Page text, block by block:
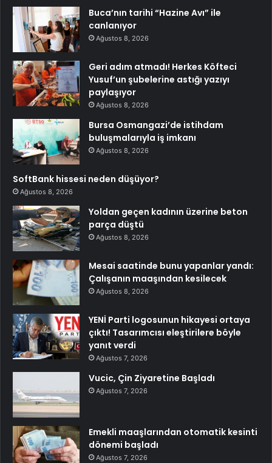
Buca’nın tarihi “Hazine Avı” ile
canlanıyor
Ağustos 8, 2026
Geri adım atmadı! Herkes Köfteci
Yusuf’un şubelerine astığı yazıyı
paylaşıyor
Ağustos 8, 2026
Bursa Osmangazi’de istihdam
buluşmalarıyla iş imkanı
Ağustos 8, 2026
SoftBank hissesi neden düşüyor?
Ağustos 8, 2026
Yoldan geçen kadının üzerine beton
parça düştü
Ağustos 8, 2026
Mesai saatinde bunu yapanlar yandı:
Çalışanın maaşından kesilecek
Ağustos 8, 2026
YENİ Parti logosunun hikayesi ortaya
çıktı! Tasarımcısı eleştirilere böyle
yanıt verdi
Ağustos 7, 2026
Vucic, Çin Ziyaretine Başladı
Ağustos 7, 2026
Emekli maaşlarından otomatik kesinti
dönemi başladı
Ağustos 7, 2026